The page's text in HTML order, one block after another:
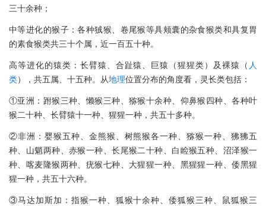
三十余种；
中等进化的猴子：各种狨猴、卷尾猴等具颊囊的杂食猴类和具复胃
的素食猴类共三十个属，近一百五十种。
高等进化的猿类：长臂猿、合趾猿、巨猿（猩猩类）及裸猿（ 人
类），共五属、十五种。从地理位置分布的角度看，灵长类包括：
①亚洲：跗猴三种、懒猴三种、猕猴十余种、仰鼻猴四种、各种叶
猴二十种、长臂猿十一种、猩猩一种，共五十多种。
②非洲：婴猴五种、金熊猴、树熊猴各一种、猕猴一种、狒狒五
种、山魈两种、赤猴一种、长尾猴二十种、白睑猴五种、沼泽猴一
种、喀麦隆猴两种、疣猴七种、大猩猩一种、黑猩猩一种、倭黑猩
猩一种，共五十六种。
③马达加斯加：指猴一种、狐猴十余种、倭狐猴三种、鼠狐猴三